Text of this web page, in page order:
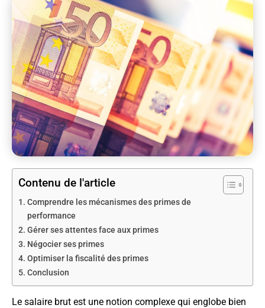
Contenu de l'article
Comprendre les mécanismes des primes de
performance
Gérer ses attentes face aux primes
Négocier ses primes
Optimiser la fiscalité des primes
Conclusion
Le salaire brut est une notion complexe qui englobe bien